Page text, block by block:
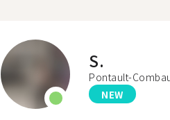
S.
Pontault-
NEW